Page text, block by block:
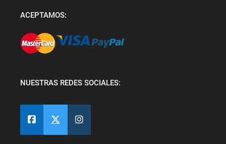
ACEPTAMOS:
NUESTRAS REDES SOCIALES: